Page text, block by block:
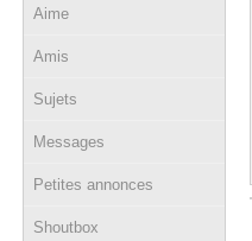
Aime
Amis
Sujets
Messages
Petites annonces
Shoutbox